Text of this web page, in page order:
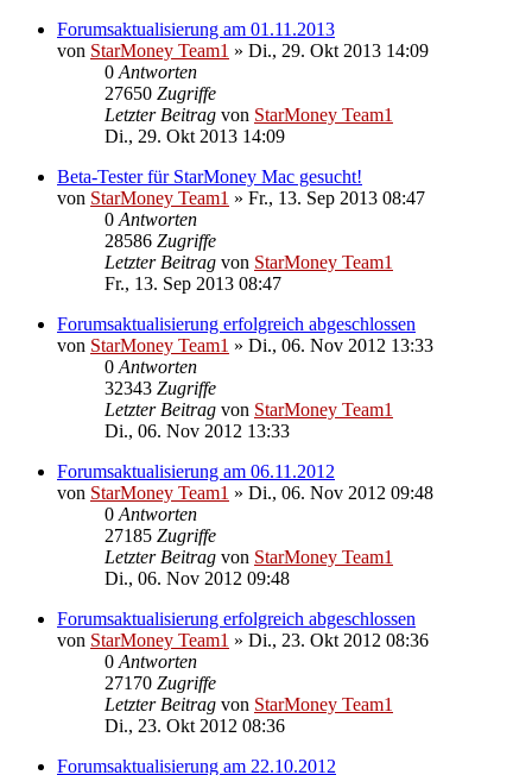
Forumsaktualisierung am 01.11.2013
von StarMoney Team1 » Di., 29. Okt 2013 14:09
0 Antworten
27650 Zugriffe
Letzter Beitrag von StarMoney Team1
Di., 29. Okt 2013 14:09
Beta-Tester für StarMoney Mac gesucht!
von StarMoney Team1 » Fr., 13. Sep 2013 08:47
0 Antworten
28586 Zugriffe
Letzter Beitrag von StarMoney Team1
Fr., 13. Sep 2013 08:47
Forumsaktualisierung erfolgreich abgeschlossen
von StarMoney Team1 » Di., 06. Nov 2012 13:33
0 Antworten
32343 Zugriffe
Letzter Beitrag von StarMoney Team1
Di., 06. Nov 2012 13:33
Forumsaktualisierung am 06.11.2012
von StarMoney Team1 » Di., 06. Nov 2012 09:48
0 Antworten
27185 Zugriffe
Letzter Beitrag von StarMoney Team1
Di., 06. Nov 2012 09:48
Forumsaktualisierung erfolgreich abgeschlossen
von StarMoney Team1 » Di., 23. Okt 2012 08:36
0 Antworten
27170 Zugriffe
Letzter Beitrag von StarMoney Team1
Di., 23. Okt 2012 08:36
Forumsaktualisierung am 22.10.2012